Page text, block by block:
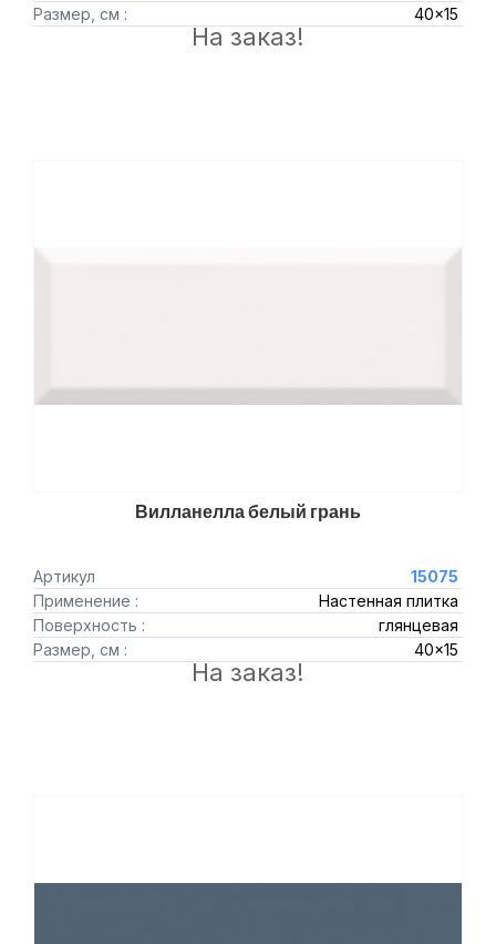
Размер, см :
40x15
На заказ!
Вилланелла белый грань
Артикул
15075
Применение :
Настенная плитка
Поверхность :
глянцевая
Размер, см :
40x15
На заказ!